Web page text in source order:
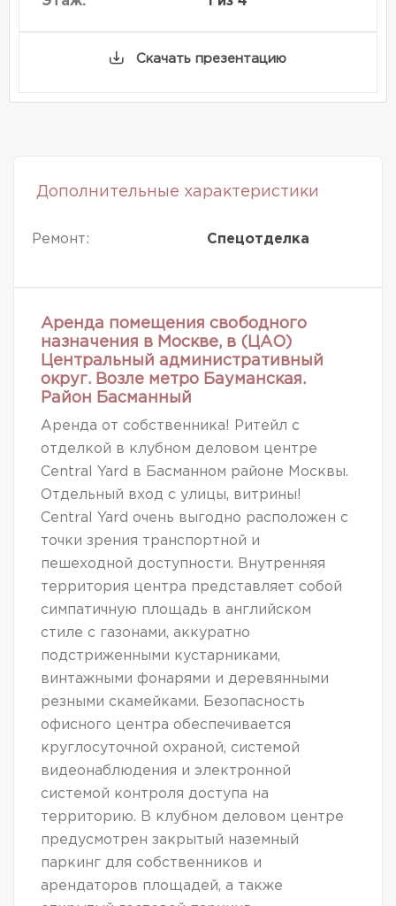
Скачать презентацию
Дополнительные характеристики
Ремонт: Спецотделка
Аренда помещения свободного
назначения в Москве, в (ЦАО)
Центральный административный
округ. Возле метро Бауманская.
Район Басманный
Аренда от собственника! Ритейл с
отделкой в клубном деловом центре
Central Yard в Басманном районе Москвы.
Отдельный вход с улицы, витрины!
Central Yard очень выгодно расположен с
точки зрения транспортной и
пешеходной доступности. Внутренняя
территория центра представляет собой
симпатичную площадь в английском
стиле с газонами, аккуратно
подстриженными кустарниками,
винтажными фонарями и деревянными
резными скамейками. Безопасность
офисного центра обеспечивается
круглосуточной охраной, системой
видеонаблюдения и электронной
системой контроля доступа на
территорию. В клубном деловом центре
предусмотрен закрытый наземный
паркинг для собственников и
арендаторов площадей, а также